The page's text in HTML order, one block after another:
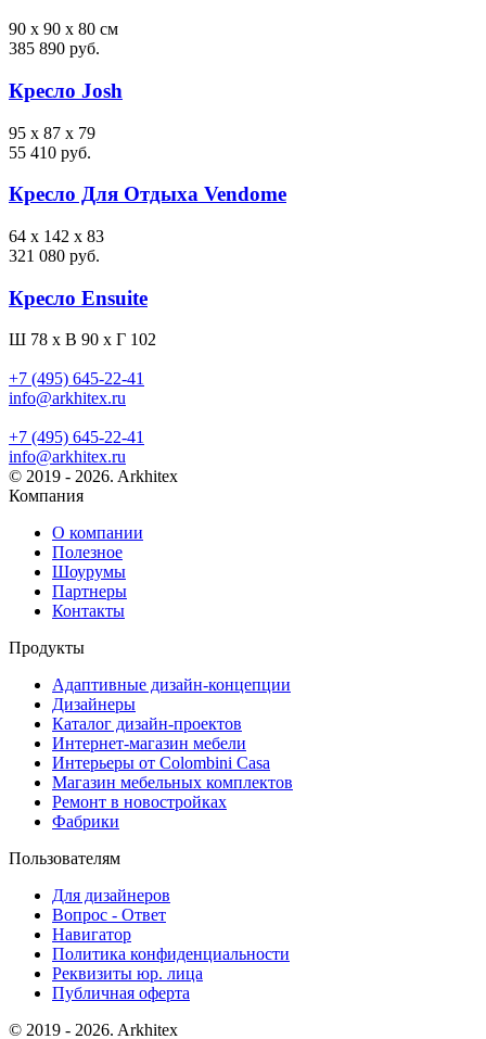
90 x 90 x 80 см
385 890 руб.
Кресло Josh
95 x 87 x 79
55 410 руб.
Кресло Для Отдыха Vendome
64 x 142 x 83
321 080 руб.
Кресло Ensuite
Ш 78 x В 90 x Г 102
+7 (495) 645-22-41
info@arkhitex.ru
+7 (495) 645-22-41
info@arkhitex.ru
© 2019 - 2026. Arkhitex
Компания
О компании
Полезное
Шоурумы
Партнеры
Контакты
Продукты
Адаптивные дизайн-концепции
Дизайнеры
Каталог дизайн-проектов
Интернет-магазин мебели
Интерьеры от Colombini Casa
Магазин мебельных комплектов
Ремонт в новостройках
Фабрики
Пользователям
Для дизайнеров
Вопрос - Ответ
Навигатор
Политика конфиденциальности
Реквизиты юр. лица
Публичная оферта
© 2019 - 2026. Arkhitex